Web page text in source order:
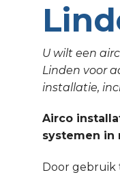
U wilt een
Linden voor
installatie,
Airco
systemen in
Door gebruik